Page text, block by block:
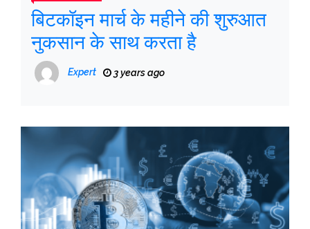
बिटकॉइन मार्च के महीने की शुरुआत
नुकसान के साथ करता है
Expert 3 years ago